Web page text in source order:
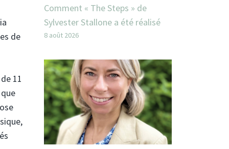
de
11
Comment « The Steps » de
Sylvester Stallone a été réalisé
8 août 2026